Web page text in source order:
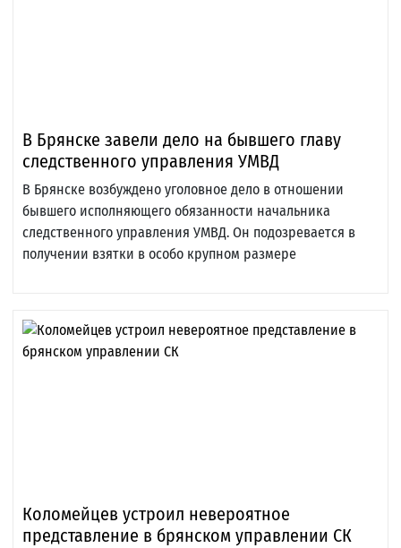
В Брянске завели дело на бывшего главу
следственного управления УМВД
В Брянске возбуждено уголовное дело в отношении
бывшего исполняющего обязанности начальника
следственного управления УМВД. Он подозревается в
получении взятки в особо крупном размере
Коломейцев устроил невероятное
представление в брянском управлении СК